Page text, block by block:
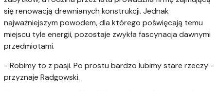
się renowacją drewnianych konstrukcji. Jednak
najważniejszym powodem, dla którego poświęcają temu
miejscu tyle energii, pozostaje zwykła fascynacja dawnymi
przedmiotami.
- Robimy to z pasji. Po prostu bardzo lubimy stare rzeczy -
przyznaje Radgowski.